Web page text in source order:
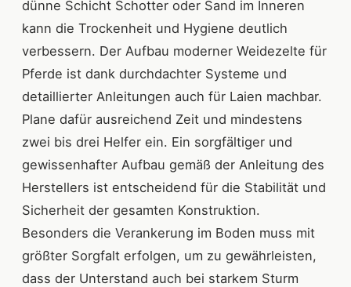
dünne Schicht Schotter oder Sand im Inneren
kann die Trockenheit und Hygiene deutlich
verbessern. Der Aufbau moderner Weidezelte für
Pferde ist dank durchdachter Systeme und
detaillierter Anleitungen auch für Laien machbar.
Plane dafür ausreichend Zeit und mindestens
zwei bis drei Helfer ein. Ein sorgfältiger und
gewissenhafter Aufbau gemäß der Anleitung des
Herstellers ist entscheidend für die Stabilität und
Sicherheit der gesamten Konstruktion.
Besonders die Verankerung im Boden muss mit
größter Sorgfalt erfolgen, um zu gewährleisten,
dass der Unterstand auch bei starkem Sturm